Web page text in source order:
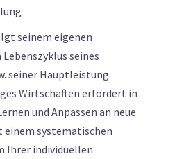
seinem eigenen
seines
seiner Hauptleistung.
Wirtschaften erfordert in
und Anpassen an neue
einem systematischen
Ihrer individuellen